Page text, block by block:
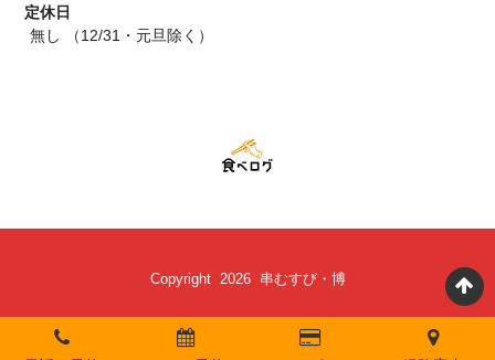
定休日
無し （12/31・元旦除く）
Copyright 2026 串むすび・博